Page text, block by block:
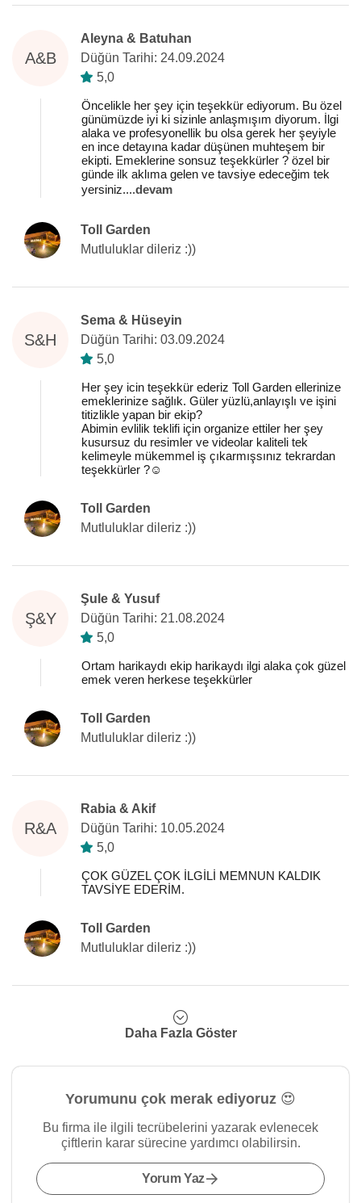
A&B
Aleyna & Batuhan
Düğün Tarihi: 24.09.2024
5,0
Öncelikle her şey için teşekkür ediyorum. Bu özel
günümüzde iyi ki sizinle anlaşmışım diyorum. İlgi
alaka ve profesyonellik bu olsa gerek her şeyiyle
en ince detayına kadar düşünen muhteşem bir
ekipti. Emeklerine sonsuz teşekkürler ? özel bir
günde ilk aklıma gelen ve tavsiye edeceğim tek
yersiniz....devam
Toll Garden
Mutluluklar dileriz :))
S&H
Sema & Hüseyin
Düğün Tarihi: 03.09.2024
5,0
Her şey icin teşekkür ederiz Toll Garden ellerinize
emeklerinize sağlık. Güler yüzlü,anlayışlı ve işini
titizlikle yapan bir ekip?
Abimin evlilik teklifi için organize ettiler her şey
kusursuz du resimler ve videolar kaliteli tek
kelimeyle mükemmel iş çıkarmışsınız tekrardan
teşekkürler ?☺️
Toll Garden
Mutluluklar dileriz :))
Ş&Y
Şule & Yusuf
Düğün Tarihi: 21.08.2024
5,0
Ortam harikaydı ekip harikaydı ilgi alaka çok güzel
emek veren herkese teşekkürler
Toll Garden
Mutluluklar dileriz :))
R&A
Rabia & Akif
Düğün Tarihi: 10.05.2024
5,0
ÇOK GÜZEL ÇOK İLGİLİ MEMNUN KALDIK
TAVSİYE EDERİM.
Toll Garden
Mutluluklar dileriz :))
Daha Fazla Göster
Yorumunu çok merak ediyoruz 😍
Bu firma ile ilgili tecrübelerini yazarak evlenecek
çiftlerin karar sürecine yardımcı olabilirsin.
Yorum Yaz